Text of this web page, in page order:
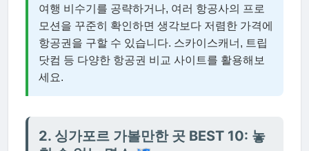
여행 비수기를 공략하거나, 여러 항공사의 프로
모션을 꾸준히 확인하면 생각보다 저렴한 가격에
항공권을 구할 수 있습니다. 스카이스캐너, 트립
닷컴 등 다양한 항공권 비교 사이트를 활용해보
세요.
2. 싱가포르 가볼만한 곳 BEST 10: 놓